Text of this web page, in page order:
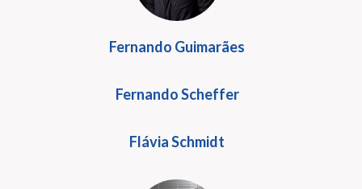
Fernando Guimarães
Fernando Scheffer
Flávia Schmidt